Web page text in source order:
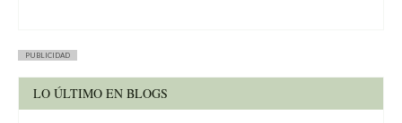
PUBLICIDAD
LO ÚLTIMO EN BLOGS